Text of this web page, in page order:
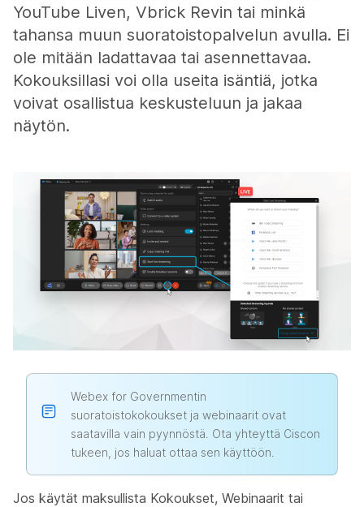
YouTube Liven, Vbrick Revin tai minkä
tahansa muun suoratoistopalvelun avulla. Ei
ole mitään ladattavaa tai asennettavaa.
Kokouksillasi voi olla useita isäntiä, jotka
voivat osallistua keskusteluun ja jakaa
näytön.
Webex for Governmentin
suoratoistokokoukset ja webinaarit ovat
saatavilla vain pyynnöstä. Ota yhteyttä Ciscon
tukeen, jos haluat ottaa sen käyttöön.
Jos käytät maksullista Kokoukset, Webinaarit tai